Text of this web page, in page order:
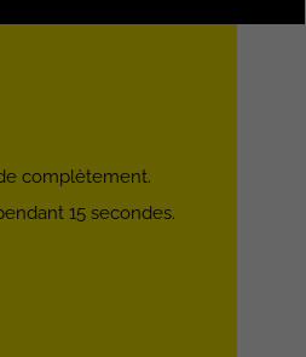
complètement.
15 secondes.